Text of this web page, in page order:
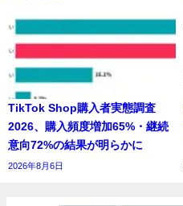
TikTok Shop購入者実態調査
2026、購入頻度増加65%・継続
意向72%の結果が明らかに
2026年8月6日